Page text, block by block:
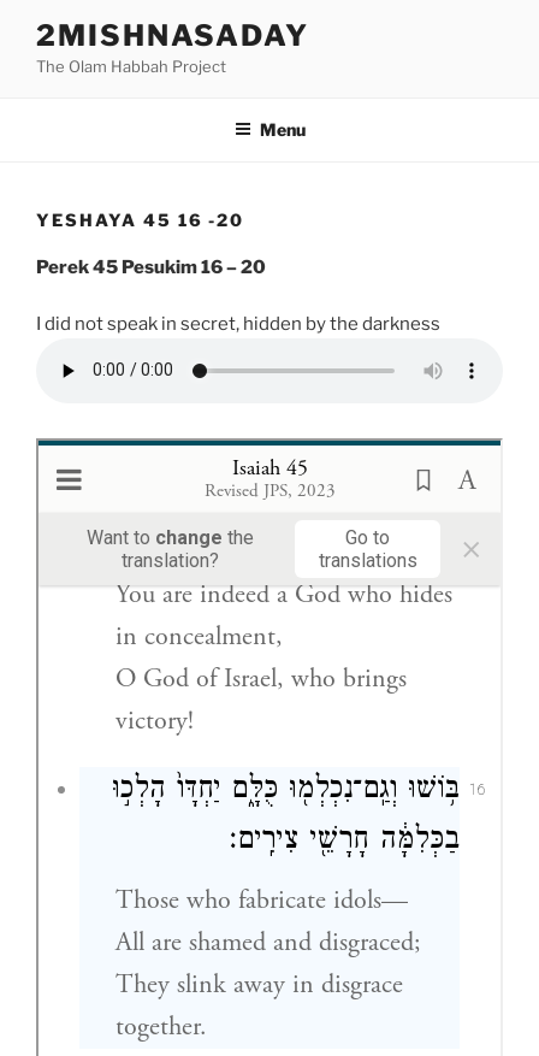
content
2MISHNASADAY
The Olam Habbah Project
Menu
YESHAYA 45 16 -20
Perek 45 Pesukim 16 – 20
I did not speak in secret, hidden by the darkness